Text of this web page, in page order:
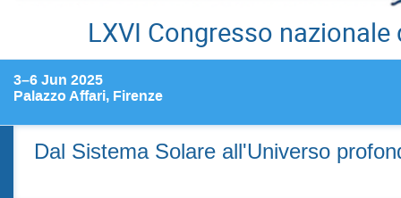
LXVI Congresso
3–6 Jun 2025
Palazzo Affari, Firenze
Dal Sistema Solare all'Universo